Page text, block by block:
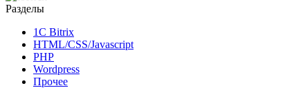
Разделы
1C Bitrix
HTML/CSS/Javascript
PHP
Wordpress
Прочее